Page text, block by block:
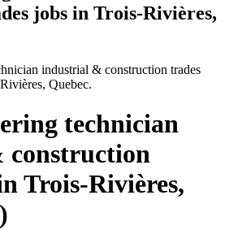
jobs in Trois-Rivières,
industrial & construction trades
Quebec.
technician
Trois-Rivières,
)